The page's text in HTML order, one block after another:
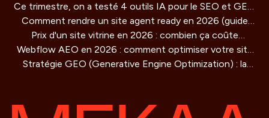
Ce trimestre, on a testé 4 outils IA pour le SEO et GEO
: verdict honnête
Comment rendre un site agent ready en 2026 (guide
technique)
Prix d'un site vitrine en 2026 : combien ça coûte
vraiment ?
Webflow AEO en 2026 : comment optimiser votre site
pour être cité par les moteurs IA
Stratégie GEO (Generative Engine Optimization) : la